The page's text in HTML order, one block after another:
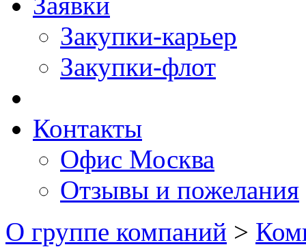
Закупки-карьер
Закупки-флот
Контакты
Офис Москва
Отзывы и пожелания
О группе компаний >